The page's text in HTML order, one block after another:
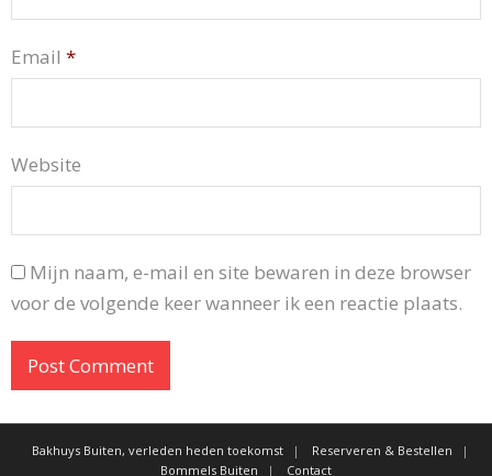
Email *
Website
Mijn naam, e-mail en site bewaren in deze browser
voor de volgende keer wanneer ik een reactie plaats.
Bakhuys Buiten, verleden heden toekomst
Reserveren & Bestellen
Bommels Buiten
Contact